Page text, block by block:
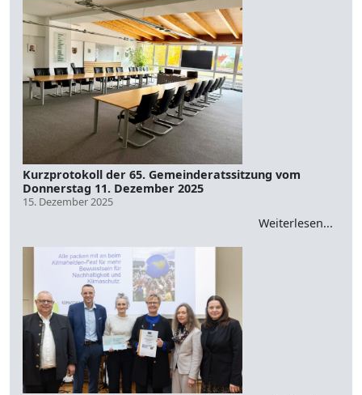
Kurzprotokoll der 65. Gemeinderatssitzung vom
Donnerstag 11. Dezember 2025
15. Dezember 2025
Weiterlesen...